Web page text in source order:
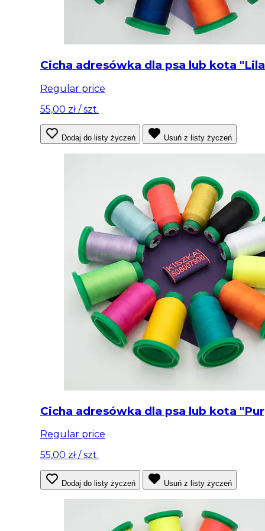
Cicha adresówka dla psa lub kota
Regular price
55,00 zł/ szt.
Dodaj do listy życzeń Usuń z listy życzeń
Cicha adresówka dla psa lub kota
Regular price
55,00 zł/ szt.
Dodaj do listy życzeń Usuń z listy życzeń